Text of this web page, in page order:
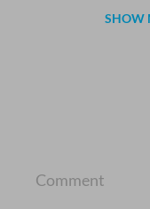
SHOW
Comment